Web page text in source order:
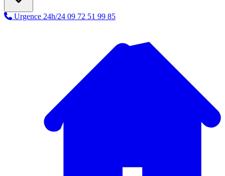
Urgence 24h/24 09 72 51 99 85